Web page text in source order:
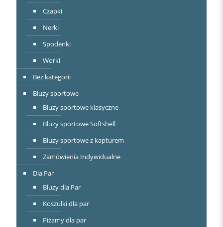
Czapki
Nerki
Spodenki
Worki
Bez kategorii
Bluzy sportowe
Bluzy sportowe klasyczne
Bluzy sportowe Softshell
Bluzy sportowe z kapturem
Zamówienia Indywidualne
Dla Par
Bluzy dla Par
Koszulki dla par
Piżamy dla par